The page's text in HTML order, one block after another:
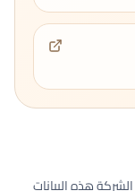
هذه البيانات